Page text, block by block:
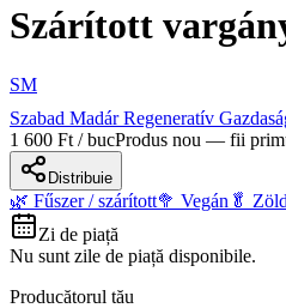
Szárított
SM
Szabad Madár Regeneratív
1 600 Ft / bucProdus nou — fii
Distribuie
🌿 Fűszer / szárított🥦 Vegán 🥬
Zi de piață
Nu sunt zile de piață disponibile.
Producătorul tău